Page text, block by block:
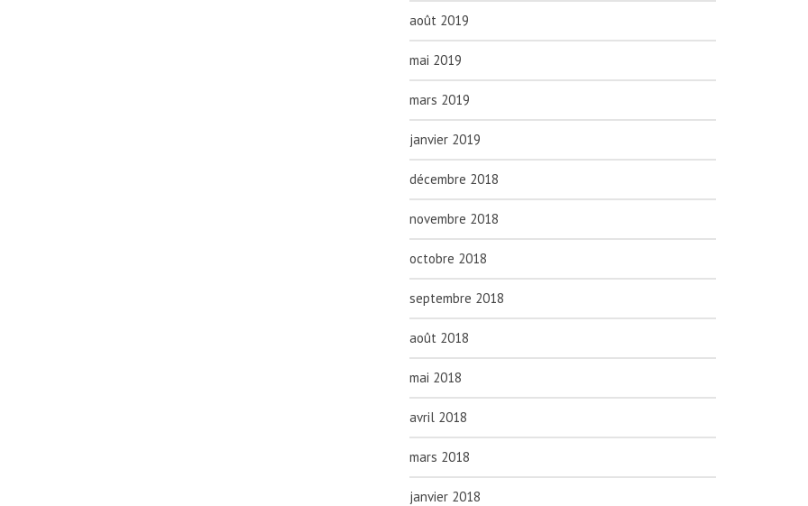
août 2019
mai 2019
mars 2019
janvier 2019
décembre 2018
novembre 2018
octobre 2018
septembre 2018
août 2018
mai 2018
avril 2018
mars 2018
janvier 2018